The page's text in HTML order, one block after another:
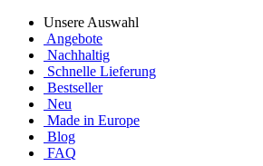
Unsere Auswahl
Angebote
Nachhaltig
Schnelle Lieferung
Bestseller
Neu
Made in Europe
Blog
FAQ